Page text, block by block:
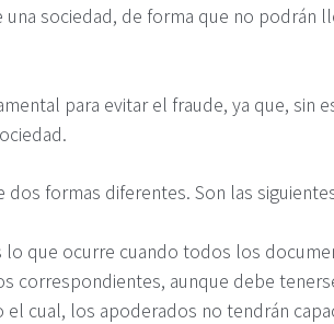
sociedad, de forma que no podrán
para evitar el fraude, ya que, sin
formas diferentes. Son las
lo que ocurre cuando todos los
correspondientes, aunque debe
cual, los apoderados no tendrán